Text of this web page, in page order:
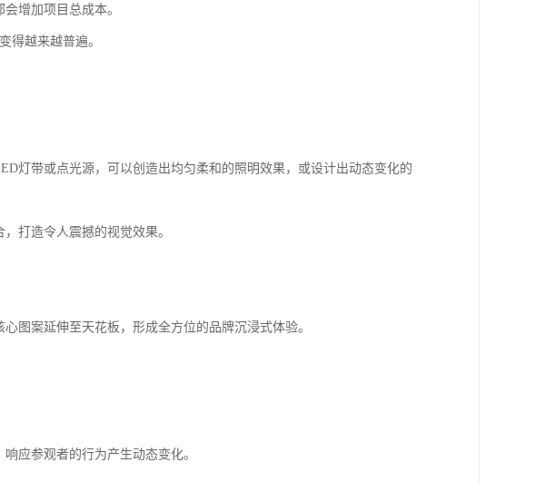
增加项目总成本。
得越来越普遍。
灯带或点光源，可以创造出均匀柔和的照明效果，或设计出动态变化的
打造令人震撼的视觉效果。
图案延伸至天花板，形成全方位的品牌沉浸式体验。
应参观者的行为产生动态变化。